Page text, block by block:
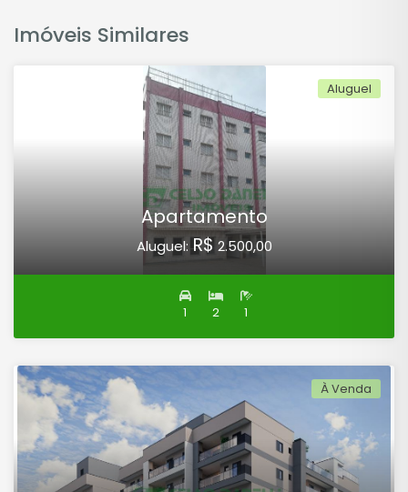
Imóveis Similares
Aluguel
Apartamento
Aluguel: R$ 2.500,00
1 2 1
À Venda